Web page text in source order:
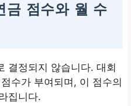
금 점수와 월 수
결정되지 않습니다. 대회
수가 부여되며, 이 점수의
집니다.